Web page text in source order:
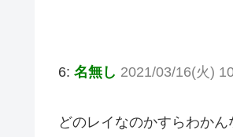
6: 名無し 2021/03/16(火)
どのレイなのかすらわかん